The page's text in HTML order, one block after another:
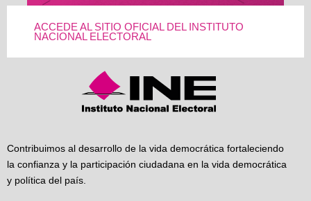
ACCEDE AL SITIO OFICIAL DEL INSTITUTO
NACIONAL ELECTORAL
Contribuimos al desarrollo de la vida democrática fortaleciendo
la confianza y la participación ciudadana en la vida democrática
y política del país.